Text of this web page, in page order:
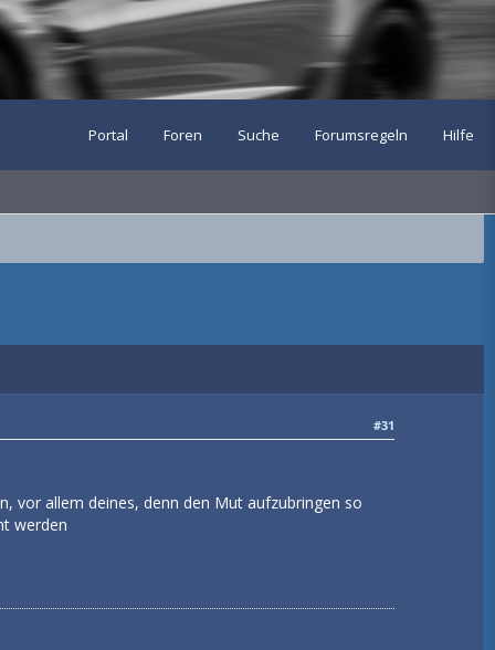
Portal Foren Suche Forumsregeln Hilfe
#31
vor allem deines, denn den Mut aufzubringen so
werden